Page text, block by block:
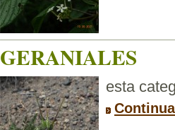
GERANIALES
esta